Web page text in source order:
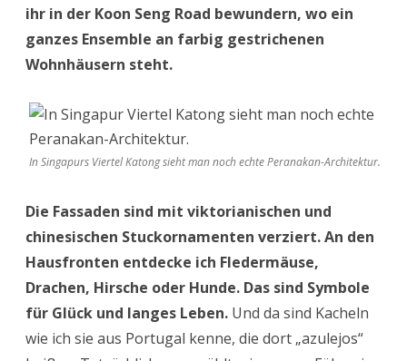
ihr in der Koon Seng Road bewundern, wo ein
ganzes Ensemble an farbig gestrichenen
Wohnhäusern steht.
In Singapurs Viertel Katong sieht man noch echte Peranakan-Architektur.
Die Fassaden sind mit viktorianischen und
chinesischen Stuckornamenten verziert. An den
Hausfronten entdecke ich Fledermäuse,
Drachen, Hirsche oder Hunde. Das sind Symbole
für Glück und langes Leben. Und da sind Kacheln
wie ich sie aus Portugal kenne, die dort „azulejos“